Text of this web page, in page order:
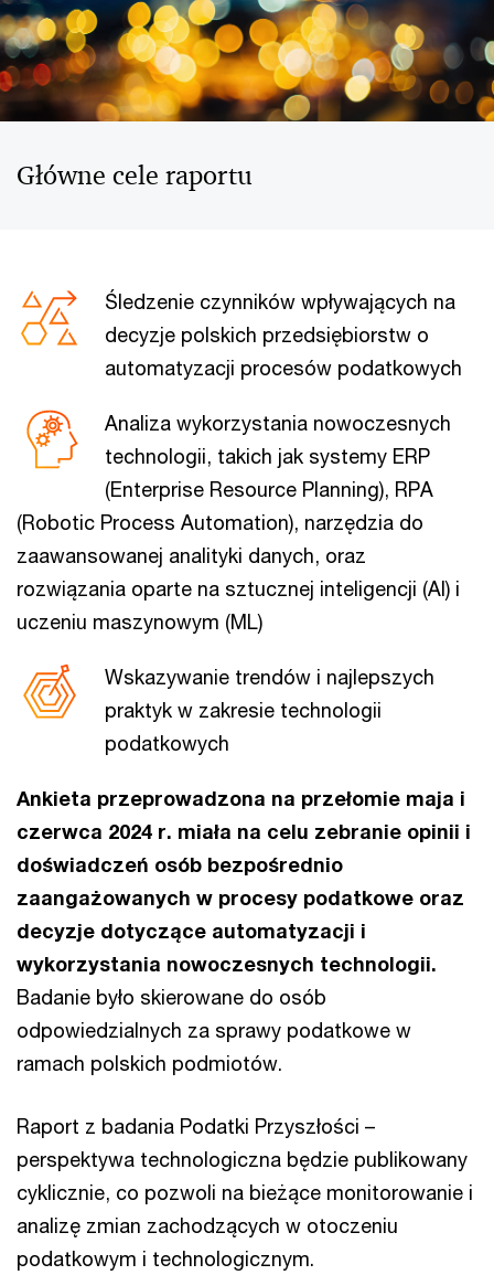
Główne cele raportu
Śledzenie czynników wpływających na
decyzje polskich przedsiębiorstw o
automatyzacji procesów podatkowych
Analiza wykorzystania nowoczesnych
technologii, takich jak systemy ERP
(Enterprise Resource Planning), RPA
(Robotic Process Automation), narzędzia do
zaawansowanej analityki danych, oraz
rozwiązania oparte na sztucznej inteligencji (AI) i
uczeniu maszynowym (ML)
Wskazywanie trendów i najlepszych
praktyk w zakresie technologii
podatkowych
Ankieta przeprowadzona na przełomie maja i
czerwca 2024 r. miała na celu zebranie opinii i
doświadczeń osób bezpośrednio
zaangażowanych w procesy podatkowe oraz
decyzje dotyczące automatyzacji i
wykorzystania nowoczesnych technologii.
Badanie było skierowane do osób
odpowiedzialnych za sprawy podatkowe w
ramach polskich podmiotów.
Raport z badania Podatki Przyszłości –
perspektywa technologiczna będzie publikowany
cyklicznie, co pozwoli na bieżące monitorowanie i
analizę zmian zachodzących w otoczeniu
podatkowym i technologicznym.